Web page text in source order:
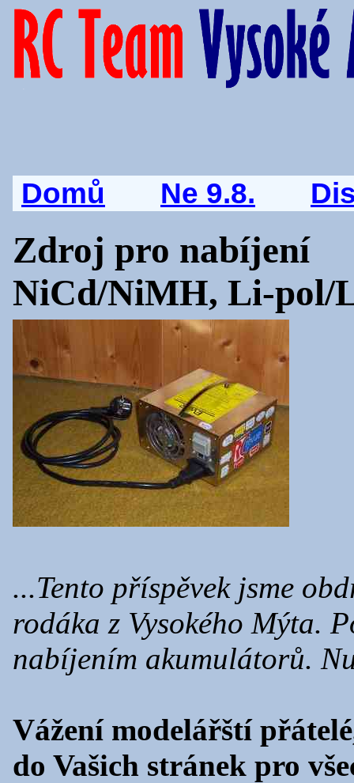
Domů Ne 9.8.
Zdroj pro nabíjení
NiCd/NiMH, Li-pol/
...Tento příspěvek jsme
rodáka z Vysokého Mýta.
nabíjením akumulátorů.
Vážení modelářští
do Vašich stránek pro